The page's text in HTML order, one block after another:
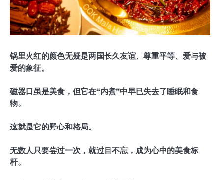
锅里火红的颜色无疑是两国长久友谊、尊重平等、爱与被
爱的象征。
磁器口虽是美食，但它在“内煮”中早已失去了睡眠和食
物。
这就是它的野心和格局。
无数人只要尝过一次，就过目不忘，成为心中的美食标
杆。